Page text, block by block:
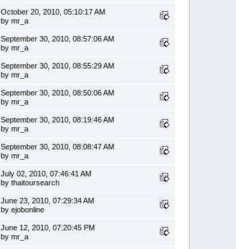
October 20, 2010, 05:10:17 AM
by mr_a
September 30, 2010, 08:57:06 AM
by mr_a
September 30, 2010, 08:55:29 AM
by mr_a
September 30, 2010, 08:50:06 AM
by mr_a
September 30, 2010, 08:19:46 AM
by mr_a
September 30, 2010, 08:08:47 AM
by mr_a
July 02, 2010, 07:46:41 AM
by thaitoursearch
June 23, 2010, 07:29:34 AM
by ejobonline
June 12, 2010, 07:20:45 PM
by mr_a